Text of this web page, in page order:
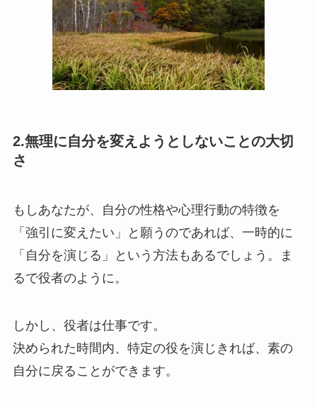
2.無理に自分を変えようとしないことの大切
さ
もしあなたが、自分の性格や心理行動の特徴を
「強引に変えたい」と願うのであれば、一時的に
「自分を演じる」という方法もあるでしょう。ま
るで役者のように。
しかし、役者は仕事です。
決められた時間内、特定の役を演じきれば、素の
自分に戻ることができます。